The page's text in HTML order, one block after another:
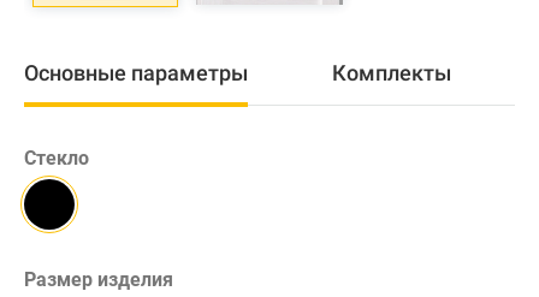
Основные параметры Комплекты
Стекло
Размер изделия